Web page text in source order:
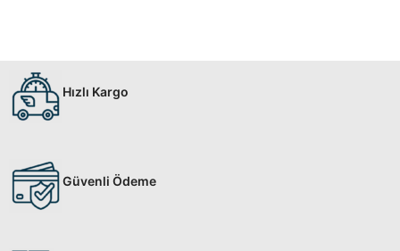
Hızlı Kargo
Güvenli Ödeme